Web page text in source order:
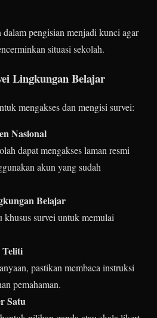
pengisian menjadi kunci agar
situasi sekolah.
Lingkungan Belajar
mengakses dan mengisi survei:
Nasional
dapat mengakses laman resmi
akun yang sudah
Belajar
survei untuk memulai
Teliti
pastikan membaca instruksi
pemahaman.
Satu